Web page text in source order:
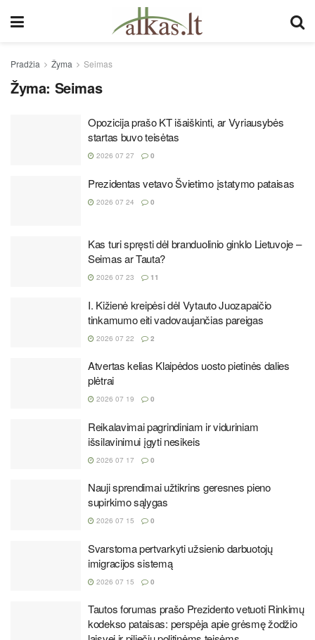
Pradžia Žyma Seimas
Žyma: Seimas
Opozicija prašo KT išaiškinti, ar Vyriausybės
startas buvo teisėtas
2026 07 27 0
Prezidentas vetavo Švietimo įstatymo pataisas
2026 07 24 0
Kas turi spręsti dėl branduolinio ginklo Lietuvoje –
Seimas ar Tauta?
2026 07 23 11
I. Kižienė kreipėsi dėl Vytauto Juozapaičio
tinkamumo eiti vadovaujančias pareigas
2026 07 22 2
Atvertas kelias Klaipėdos uosto pietinės dalies
plėtrai
2026 07 19 0
Reikalavimai pagrindiniam ir viduriniam
išsilavinimui įgyti nesikeis
2026 07 17 0
Nauji sprendimai užtikrins geresnes pieno
supirkimo sąlygas
2026 07 15 0
Svarstoma pertvarkyti užsienio darbuotojų
imigracijos sistemą
2026 07 15 0
Tautos forumas prašo Prezidento vetuoti Rinkimų
kodekso pataisas: perspėja apie grėsmę žodžio